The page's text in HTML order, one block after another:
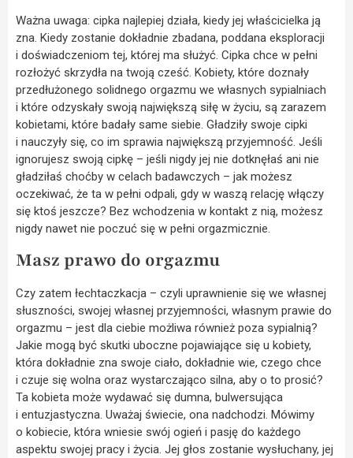
Ważna uwaga: cipka najlepiej działa, kiedy jej właścicielka ją
zna. Kiedy zostanie dokładnie zbadana, poddana eksploracji
i doświadczeniom tej, której ma służyć. Cipka chce w pełni
rozłożyć skrzydła na twoją cześć. Kobiety, które doznały
przedłużonego solidnego orgazmu we własnych sypialniach
i które odzyskały swoją największą siłę w życiu, są zarazem
kobietami, które badały same siebie. Gładziły swoje cipki
i nauczyły się, co im sprawia największą przyjemność. Jeśli
ignorujesz swoją cipkę – jeśli nigdy jej nie dotknęłaś ani nie
gładziłaś choćby w celach badawczych – jak możesz
oczekiwać, że ta w pełni odpali, gdy w waszą relację włączy
się ktoś jeszcze? Bez wchodzenia w kontakt z nią, możesz
nigdy nawet nie poczuć się w pełni orgazmicznie.
Masz prawo do orgazmu
Czy zatem łechtaczkacja – czyli uprawnienie się we własnej
słuszności, swojej własnej przyjemności, własnym prawie do
orgazmu – jest dla ciebie możliwa również poza sypialnią?
Jakie mogą być skutki uboczne pojawiające się u kobiety,
która dokładnie zna swoje ciało, dokładnie wie, czego chce
i czuje się wolna oraz wystarczająco silna, aby o to prosić?
Ta kobieta może wydawać się dumna, bulwersująca
i entuzjastyczna. Uważaj świecie, ona nadchodzi. Mówimy
o kobiecie, która wniesie swój ogień i pasję do każdego
aspektu swojej pracy i życia. Jej głos zostanie wysłuchany, jej